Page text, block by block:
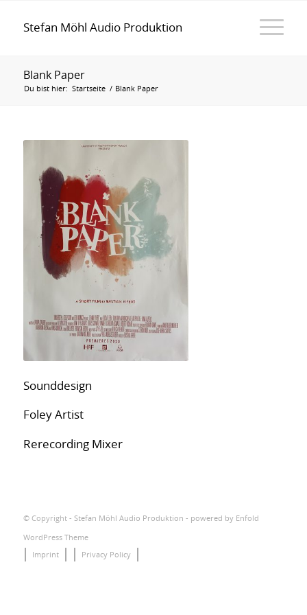
Stefan Möhl Audio Produktion
Blank Paper
Du bist hier: Startseite / Blank Paper
Sounddesign
Foley Artist
Rerecording Mixer
© Copyright - Stefan Möhl Audio Produktion - powered by Enfold
WordPress Theme
Imprint Privacy Policy